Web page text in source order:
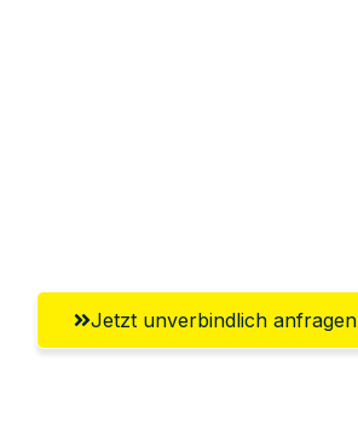
Jetzt unverbindlich anfragen